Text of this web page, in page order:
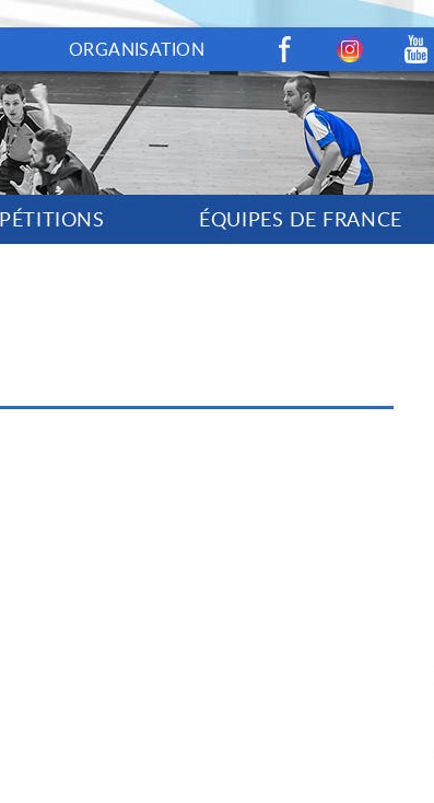
ORGANISATION
ÉQUIPES DE FRANCE
FacebookInstagram